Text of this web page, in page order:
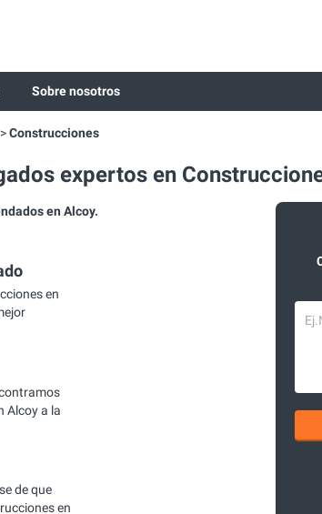
Sobre nosotros
Construcciones
expertos en
en Alcoy.
en
Alcoy a la
de que
en